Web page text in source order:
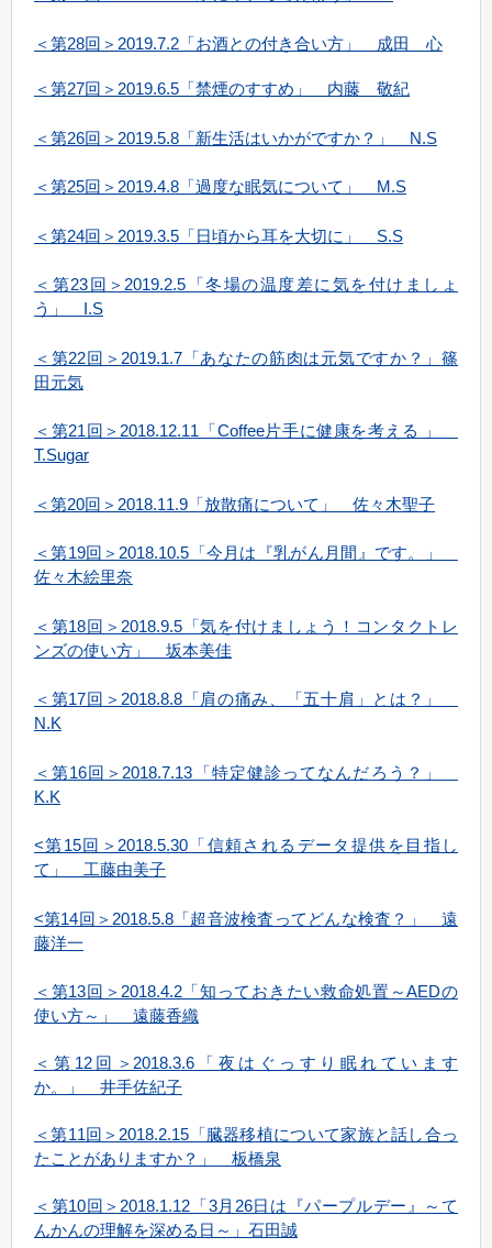
＜第28回＞2019.7.2「お酒との付き合い方」 成田 心
＜第27回＞2019.6.5「禁煙のすすめ」 内藤 敬紀
＜第26回＞2019.5.8「新生活はいかがですか？」 N.S
＜第25回＞2019.4.8「過度な眠気について」 M.S
＜第24回＞2019.3.5「日頃から耳を大切に」 S.S
＜第23回＞2019.2.5「冬場の温度差に気を付けましょ
う」 I.S
＜第22回＞2019.1.7「あなたの筋肉は元気ですか？」 篠
田元気
＜第21回＞2018.12.11「Coffee片手に健康を考える 」
T.Sugar
＜第20回＞2018.11.9「放散痛について」 佐々木聖子
＜第19回＞2018.10.5「今月は『乳がん月間』です。」
佐々木絵里奈
＜第18回＞2018.9.5「気を付けましょう！コンタクトレ
ンズの使い方」 坂本美佳
＜第17回＞2018.8.8「肩の痛み、「五十肩」とは？」
N.K
＜第16回＞2018.7.13「特定健診ってなんだろう？」
K.K
<第15回＞2018.5.30「信頼されるデータ提供を目指し
て」 工藤由美子
<第14回＞2018.5.8「超音波検査ってどんな検査？」 遠
藤洋一
＜第13回＞2018.4.2「知っておきたい救命処置～AEDの
使い方～」 遠藤香織
＜第12回＞2018.3.6「夜はぐっすり眠れています
か。」 井手佐紀子
＜第11回＞2018.2.15「臓器移植について家族と話し合っ
たことがありますか？」 板橋泉
＜第10回＞2018.1.12「3月26日は『パープルデー』～て
んかんの理解を深める日～」石田誠